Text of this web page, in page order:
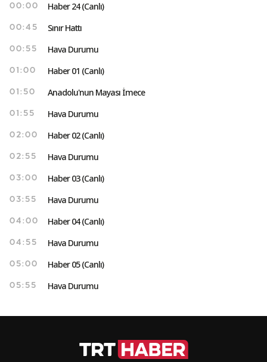
00:00 Haber 24 (Canlı)
00:45 Sınır Hattı
00:55 Hava Durumu
01:00 Haber 01 (Canlı)
01:50 Anadolu'nun Mayası İmece
01:55 Hava Durumu
02:00 Haber 02 (Canlı)
02:55 Hava Durumu
03:00 Haber 03 (Canlı)
03:55 Hava Durumu
04:00 Haber 04 (Canlı)
04:55 Hava Durumu
05:00 Haber 05 (Canlı)
05:55 Hava Durumu